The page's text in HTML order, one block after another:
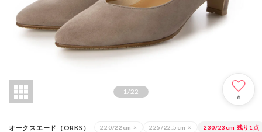
1/22
6
オークスエード（ORKS） 220/22cm × 225/22.5cm × 230/23cm 残り1点